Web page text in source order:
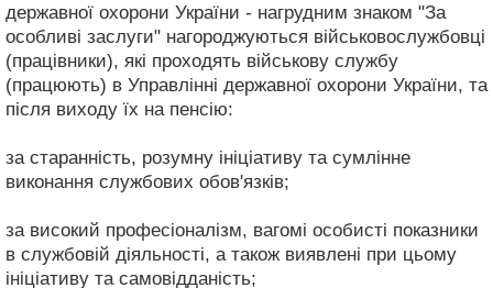
державної охорони України - нагрудним знаком "За
особливі заслуги" нагороджуються військовослужбовці
(працівники), які проходять військову службу
(працюють) в Управлінні державної охорони України, та
після виходу їх на пенсію:
за старанність, розумну ініціативу та сумлінне
виконання службових обов'язків;
за високий професіоналізм, вагомі особисті показники
в службовій діяльності, а також виявлені при цьому
ініціативу та самовідданість;